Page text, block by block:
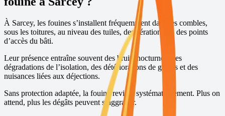
À Sarcey, les fouines s’installent fréquemment dans les combles,
sous les toitures, au niveau des tuiles, des aérations ou des points
d’accès du bâti.
Leur présence entraîne souvent des bruits nocturnes, des
dégradations de l’isolation, des détériorations de gaines et des
nuisances liées aux déjections.
Sans protection adaptée, la fouine revient systématiquement. Plus on
attend, plus les dégâts peuvent s’aggraver.